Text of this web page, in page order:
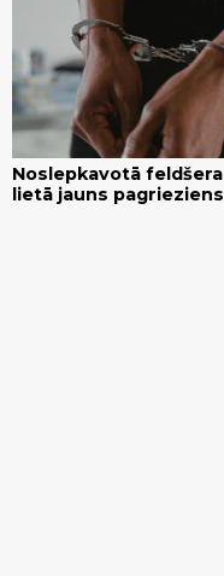
Noslepkavotā feldšera
lietā jauns pagrieziens